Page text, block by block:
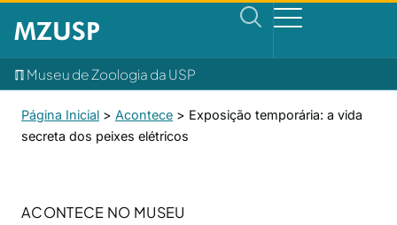
ℿ Museu de Zoologia da USP
Página Inicial > Acontece > Exposição temporária: a vida
secreta dos peixes elétricos
ACONTECE NO MUSEU